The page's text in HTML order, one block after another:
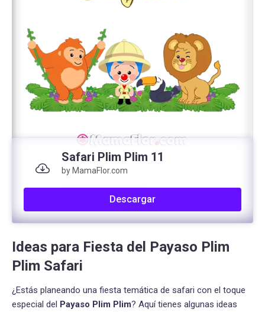
Safari Plim Plim 11
by MamaFlor.com
Descargar
Ideas para Fiesta del Payaso Plim
Plim Safari
¿Estás planeando una fiesta temática de safari con el toque
especial del Payaso Plim Plim? Aquí tienes algunas ideas